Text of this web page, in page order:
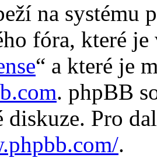
na systému
fóra, které
“ a které je
. phpBB
diskuze. Pro
.